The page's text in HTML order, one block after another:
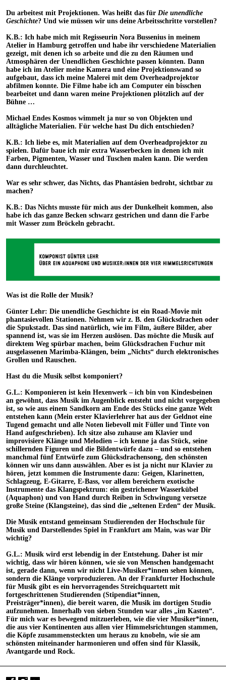
Du arbeitest mit Projektionen. Was heißt das für Die unendliche
Geschichte? Und wie müssen wir uns deine Arbeitsschritte vorstellen?
K.B.: Ich habe mich mit Regisseurin Nora Bussenius in meinem
Atelier in Hamburg getroffen und habe ihr verschiedene Materialien
gezeigt, mit denen ich so arbeite und die zu den Räumen und
Atmosphären der Unendlichen Geschichte passen könnten. Dann
habe ich im Atelier meine Kamera und eine Projektionswand so
aufgebaut, dass ich meine Malerei mit dem Overheadprojektor
abfilmen konnte. Die Filme habe ich am Computer ein bisschen
bearbeitet und dann waren meine Projektionen plötzlich auf der
Bühne …
Michael Endes Kosmos wimmelt ja nur so von Objekten und
alltägliche Materialien. Für welche hast Du dich entschieden?
K.B.: Ich liebe es, mit Materialien auf dem Overheadprojektor zu
spielen. Dafür baue ich mir extra Wasserbecken in denen ich mit
Farben, Pigmenten, Wasser und Tuschen malen kann. Die werden
dann durchleuchtet.
War es sehr schwer, das Nichts, das Phantásien bedroht, sichtbar zu
machen?
K.B.: Das Nichts musste für mich aus der Dunkelheit kommen, also
habe ich das ganze Becken schwarz gestrichen und dann die Farbe
mit Wasser zum Bröckeln gebracht.
Was ist die Rolle der Musik?
Günter Lehr: Die unendliche Geschichte ist ein Road-Movie mit
phantasievollen Stationen. Nehmen wir z. B. den Glücksdrachen oder
die Spukstadt. Das sind natürlich, wie im Film, äußere Bilder, aber
spannend ist, was sie im Herzen auslösen. Das möchte die Musik auf
direktem Weg spürbar machen, beim Glücksdrachen Fuchur mit
ausgelassenen Marimba-Klängen, beim „Nichts“ durch elektronisches
Grollen und Rauschen.
Hast du die Musik selbst komponiert?
G.L.: Komponieren ist kein Hexenwerk – ich bin von Kindesbeinen
an gewöhnt, dass Musik im Augenblick entsteht und nicht vorgegeben
ist, so wie aus einem Sandkorn am Ende des Stücks eine ganze Welt
entstehen kann (Mein erster Klavierlehrer hat aus der Geldnot eine
Tugend gemacht und alle Noten liebevoll mit Füller und Tinte von
Hand aufgeschrieben). Ich sitze also zuhause am Klavier und
improvisiere Klänge und Melodien – ich kenne ja das Stück, seine
schillernden Figuren und die Bildentwürfe dazu – und so entstehen
manchmal fünf Entwürfe zum Glücksdrachensong, den schönsten
können wir uns dann auswählen. Aber es ist ja nicht nur Klavier zu
hören, jetzt kommen die Instrumente dazu: Geigen, Klarinetten,
Schlagzeug, E-Gitarre, E-Bass, vor allem bereichern exotische
Instrumente das Klangspektrum: ein gestrichener Wasserkübel
(Aquaphon) und von Hand durch Reiben in Schwingung versetze
große Steine (Klangsteine), das sind die „seltenen Erden“ der Musik.
Die Musik entstand gemeinsam Studierenden der Hochschule für
Musik und Darstellendes Spiel in Frankfurt am Main, was war Dir
wichtig?
G.L.: Musik wird erst lebendig in der Entstehung. Daher ist mir
wichtig, dass wir hören können, wie sie von Menschen handgemacht
ist, gerade dann, wenn wir nicht Live-Musiker*innen sehen können,
sondern die Klänge vorproduzieren. An der Frankfurter Hochschule
für Musik gibt es ein hervorragendes Streichquartett mit
fortgeschrittenen Studierenden (Stipendiat*innen,
Preisträger*innen), die bereit waren, die Musik im dortigen Studio
aufzunehmen. Innerhalb von sieben Stunden war alles „im Kasten“.
Für mich war es bewegend mitzuerleben, wie die vier Musiker*innen,
die aus vier Kontinenten aus allen vier Himmelsrichtungen stammen,
die Köpfe zusammensteckten um heraus zu knobeln, wie sie am
schönsten miteinander harmonieren und offen sind für Klassik,
Avantgarde und Rock.